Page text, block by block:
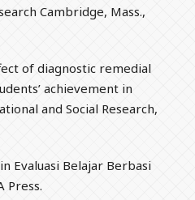
Cambridge, Mass.,
of diagnostic remedial
achievement in
and Social Research,
Evaluasi Belajar Berbasi
Press.